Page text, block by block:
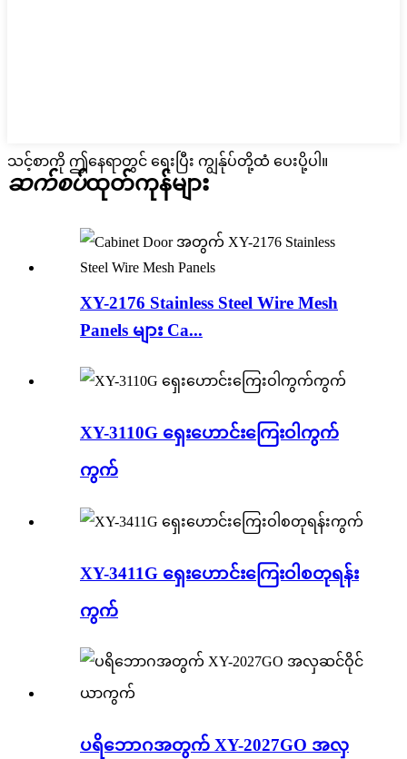
သင့်စာကို ဤနေရာတွင် ရေးပြီး ကျွန်ုပ်တို့ထံ ပေးပို့ပါ။
ဆက်စပ်ထုတ်ကုန်များ
XY-2176 Stainless Steel Wire Mesh
Panels များ Ca...
XY-3110G ရှေးဟောင်းကြေးဝါကွက်
ကွက်
XY-3411G ရှေးဟောင်းကြေးဝါစတုရန်း
ကွက်
ပရိဘောဂအတွက် XY-2027GO အလှ